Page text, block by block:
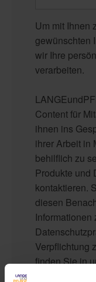
Um mit Ihnen
gewünschten
wir Ihre
verarbeiten.
Content für
ihnen ins
ihrer Arbeit in
behilflich zu
Produkte und
kontaktieren.
diesen
Verpflichtung
finden Sie in